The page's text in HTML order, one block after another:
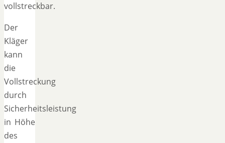
vollstreckbar.
Der
Kläger
kann
die
Vollstreckung
durch
Sicherheitsleistung
in Höhe
des